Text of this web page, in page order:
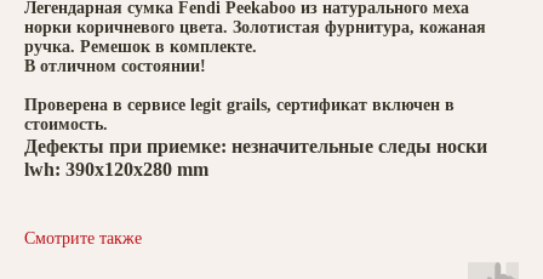
Легендарная сумка Fendi Peekaboo из натурального меха
норки коричневого цвета. Золотистая фурнитура, кожаная
ручка. Ремешок в комплекте.
В отличном состоянии!
Проверена в сервисе legit grails, сертификат включен в
стоимость.
Дефекты при приемке: незначительные следы носки
lwh: 390x120x280 mm
Смотрите также